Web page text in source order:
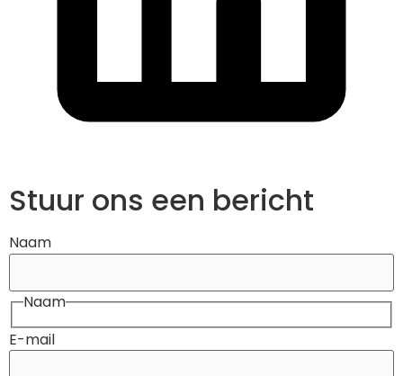
Stuur ons een bericht
Naam
Naam
E-mail